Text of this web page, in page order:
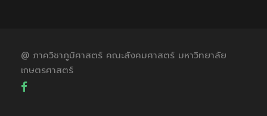
@ ภาควิชาภูมิศาสตร์ คณะสังคมศาสตร์ มหาวิทยาลัย
เกษตรศาสตร์